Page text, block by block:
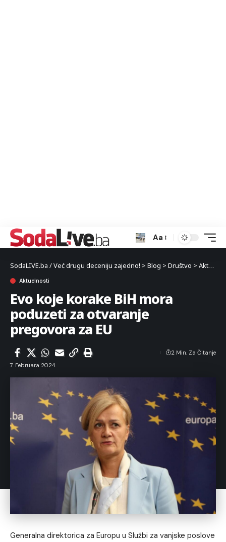
Aa
SodaLIVE.ba / Već drugu deceniju zajedno! > Blog > Društvo > Aktuelnosti
Aktuelnosti
Evo koje korake BiH mora
poduzeti za otvaranje
pregovora za EU
7. Februara 2024.
2 Min. Za Čitanje
Generalna direktorica za Europu u Službi za vanjske poslove